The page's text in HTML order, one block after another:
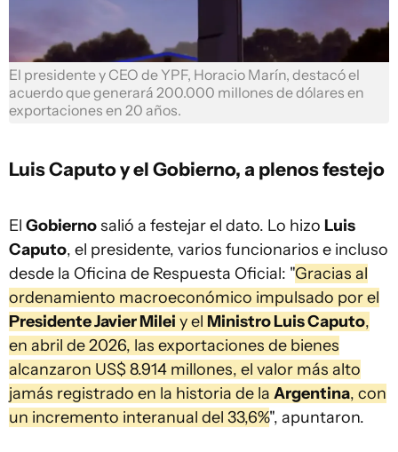
El presidente y CEO de YPF, Horacio Marín, destacó el
acuerdo que generará 200.000 millones de dólares en
exportaciones en 20 años.
Luis Caputo y el Gobierno, a plenos festejo
El Gobiernosalió a festejar el dato. Lo hizo Luis
Caputo, el presidente, varios funcionarios e incluso
desde la Oficina de Respuesta Oficial: "Gracias al
ordenamiento macroeconómico impulsado por el
Presidente Javier Milei y el Ministro Luis Caputo,
en abril de 2026, las exportaciones de bienes
alcanzaron US$ 8.914 millones, el valor más alto
jamás registrado en la historia de la Argentina, con
un incremento interanual del 33,6%", apuntaron.